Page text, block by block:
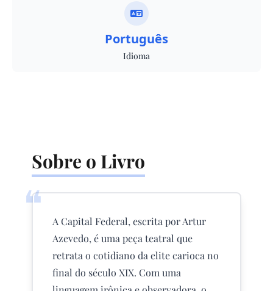
Português
Idioma
Sobre o Livro
❝
A Capital Federal, escrita por Artur
Azevedo, é uma peça teatral que
retrata o cotidiano da elite carioca no
final do século XIX. Com uma